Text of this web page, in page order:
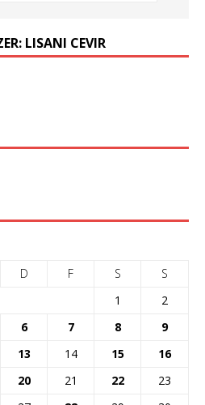
LISANI CEVIR
D F S
S
1
2
6 7 8
9
13 14 15
16
20 21 22
23